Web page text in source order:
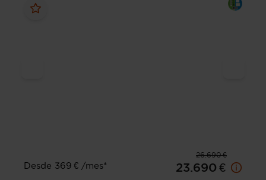
26.690 €
Desde 369 € /mes*
23.690 €